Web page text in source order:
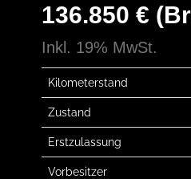
136.850 €
Inkl. 19% MwSt.
Kilometerstand
Zustand
Erstzulassung
Vorbesitzer